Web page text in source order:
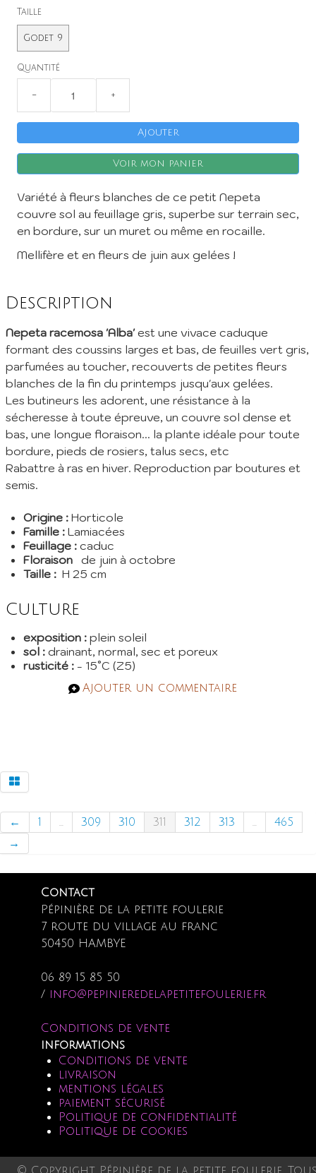
Taille
Godet 9
Quantité
− +
Ajouter
Voir mon panier
Variété à fleurs blanches de ce petit Nepeta
couvre sol au feuillage gris, superbe sur terrain sec,
en bordure, sur un muret ou même en rocaille.
Mellifère et en fleurs de juin aux gelées !
Description
Nepeta racemosa 'Alba'est une vivace caduque
formant des coussins larges et bas, de feuilles vert gris,
parfumées au toucher, recouverts de petites fleurs
blanches de la fin du printemps jusqu'aux gelées.
Les butineurs les adorent, une résistance à la
sécheresse à toute épreuve, un couvre sol dense et
bas, une longue floraison... la plante idéale pour toute
bordure, pieds de rosiers, talus secs, etc
Rabattre à ras en hiver. Reproduction par boutures et
semis.
Origine : Horticole
Famille : Lamiacées
Feuillage : caduc
Floraison de juin à octobre
Taille : H 25 cm
Culture
exposition : plein soleil
sol : drainant, normal, sec et poreux
rusticité : - 15°C (Z5)
Ajouter un commentaire
← 1 ... 309 310 311 312 313 ...
465
→
Contact
Pépinière de la petite foulerie
7 route du village au franc
50450 HAMBYE
06 89 15 85 50
/ info@pepinieredelapetitefoulerie.fr
Conditions de vente
informations
Conditions de vente
livraison
mentions légales
paiement sécurisé
Politique de confidentialité
Politique de cookies
Inscription à la Newsletter
dernières infos de la pépinière: Nouvelles plantes ajoutées au
cours... (1 mail/ mois max)
EMail :
Je m'abonne
En envoyant mes informations, j'accepte votre Politique de confidentialité